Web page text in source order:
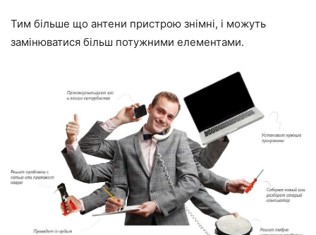
Тим більше що антени пристрою знімні, і можуть
замінюватися більш потужними елементами.